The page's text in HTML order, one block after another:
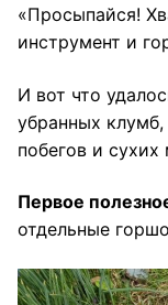
«Просыпайся!
инструмент и
И вот что
убранных
побегов и сухих
Первое
отдельные